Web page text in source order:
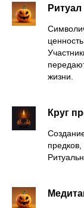
жизни.
Круг